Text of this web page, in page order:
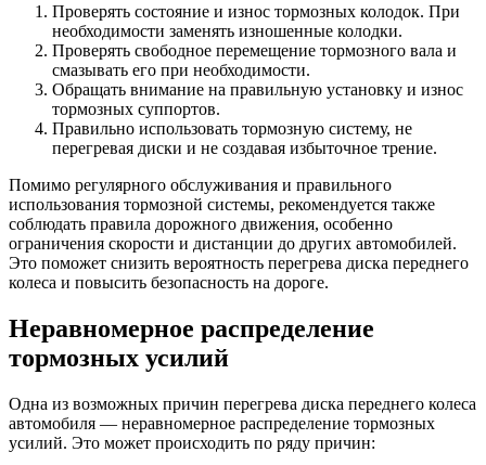
Проверять состояние и износ тормозных колодок. При
необходимости заменять изношенные колодки.
Проверять свободное перемещение тормозного вала и
смазывать его при необходимости.
Обращать внимание на правильную установку и износ
тормозных суппортов.
Правильно использовать тормозную систему, не
перегревая диски и не создавая избыточное трение.
Помимо регулярного обслуживания и правильного
использования тормозной системы, рекомендуется также
соблюдать правила дорожного движения, особенно
ограничения скорости и дистанции до других автомобилей.
Это поможет снизить вероятность перегрева диска переднего
колеса и повысить безопасность на дороге.
Неравномерное распределение
тормозных усилий
Одна из возможных причин перегрева диска переднего колеса
автомобиля — неравномерное распределение тормозных
усилий. Это может происходить по ряду причин: